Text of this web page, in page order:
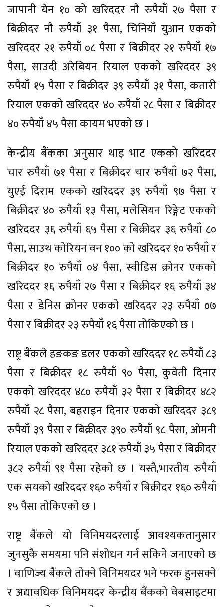
जापानी येन १० को खरिददर नौ रुपैयाँ २७ पैसा र
बिक्रीदर नौ रुपैयाँ ३१ पैसा, चिनियाँ युआन एकको
खरिददर २१ रुपैयाँ ०८ पैसा र बिक्रीदर २१ रुपैयाँ १७
पैसा, साउदी अरेबियन रियाल एकको खरिददर ३९
रुपैयाँ १५ पैसा र बिक्रीदर ३९ रुपैयाँ ३१ पैसा, कतारी
रियाल एकको खरिददर ४० रुपैयाँ २८ पैसा र बिक्रीदर
४० रुपैयाँ ४५ पैसा कायम भएको छ ।
केन्द्रीय बैंकका अनुसार थाइ भाट एकको खरिददर
चार रुपैयाँ ७१ पैसा र बिक्रीदर चार रुपैयाँ ७२ पैसा,
युएई दिराम एकको खरिददर ३९ रुपैयाँ ९७ पैसा र
बिक्रीदर ४० रुपैयाँ १३ पैसा, मलेसियन रिङ्गेट एकको
खरिददर ३६ रुपैयाँ ६५ पैसा र बिक्रीदर ३६ रुपैयाँ ८०
पैसा, साउथ कोरियन वन १०० को खरिददर १० रुपैयाँ र
बिक्रीदर १० रुपैयाँ ०४ पैसा, स्वीडिस क्रोनर एकको
खरिददर १६ रुपैयाँ २७ पैसा र बिक्रीदर १६ रुपैयाँ ३४
पैसा र डेनिस क्रोनर एकको खरिददर २३ रुपैयाँ ०७
पैसा र बिक्रीदर २३ रुपैयाँ १६ पैसा तोकिएको छ ।
राष्ट्र बैंकले हङकङ डलर एकको खरिददर १८ रुपैयाँ ८३
पैसा र बिक्रीदर १८ रुपैयाँ ९० पैसा, कुवेती दिनार
एकको खरिददर ४८० रुपैयाँ ३२ पैसा र बिक्रीदर ४८२
रुपैयाँ २८ पैसा, बहराइन दिनार एकको खरिददर ३८९
रुपैयाँ ३९ पैसा र बिक्रीदर ३९० रुपैयाँ ९८ पैसा, ओमनी
रियाल एकको खरिददर ३८१ रुपैयाँ ३५ पैसा र बिक्रीदर
३८२ रुपैयाँ ९१ पैसा रहेको छ । यस्तै,भारतीय रुपैयाँ
एक सयको खरिददर १६० रुपैयाँ र बिक्रीदर १६० रुपैयाँ
१५ पैसा तोकिएको छ ।
राष्ट्र बैंकले यो विनिमयदरलाई आवश्यकतानुसार
जुनसुकै समयमा पनि संशोधन गर्न सकिने जनाएको छ
। वाणिज्य बैंकले तोक्ने विनिमयदर भने फरक हुनसक्ने
र अद्यावधिक विनिमयदर केन्द्रीय बैंकको वेबसाइटमा